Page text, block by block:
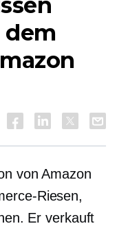
dem
von Amazon
Riesen,
Er verkauft